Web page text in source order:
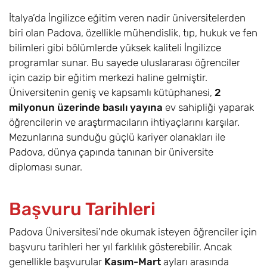
İtalya’da İngilizce eğitim veren nadir üniversitelerden
biri olan Padova, özellikle mühendislik, tıp, hukuk ve fen
bilimleri gibi bölümlerde yüksek kaliteli İngilizce
programlar sunar. Bu sayede uluslararası öğrenciler
için cazip bir eğitim merkezi haline gelmiştir.
Üniversitenin geniş ve kapsamlı kütüphanesi, 2
milyonun üzerinde basılı yayına ev sahipliği yaparak
öğrencilerin ve araştırmacıların ihtiyaçlarını karşılar.
Mezunlarına sunduğu güçlü kariyer olanakları ile
Padova, dünya çapında tanınan bir üniversite
diploması sunar.
Başvuru Tarihleri
Padova Üniversitesi’nde okumak isteyen öğrenciler için
başvuru tarihleri her yıl farklılık gösterebilir. Ancak
genellikle başvurular Kasım-Mart ayları arasında